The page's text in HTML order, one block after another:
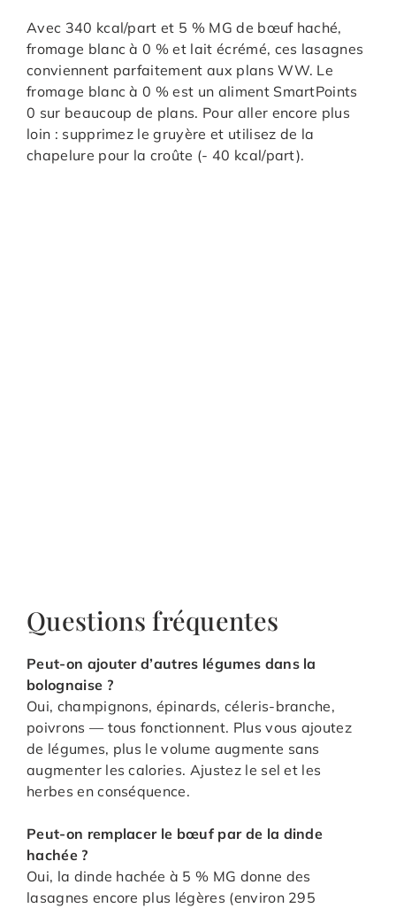
Avec 340 kcal/part et 5 % MG de bœuf haché,
fromage blanc à 0 % et lait écrémé, ces lasagnes
conviennent parfaitement aux plans WW. Le
fromage blanc à 0 % est un aliment SmartPoints
0 sur beaucoup de plans. Pour aller encore plus
loin : supprimez le gruyère et utilisez de la
chapelure pour la croûte (- 40 kcal/part).
Questions fréquentes
Peut-on ajouter d’autres légumes dans la
bolognaise ?
Oui, champignons, épinards, céleris-branche,
poivrons — tous fonctionnent. Plus vous ajoutez
de légumes, plus le volume augmente sans
augmenter les calories. Ajustez le sel et les
herbes en conséquence.
Peut-on remplacer le bœuf par de la dinde
hachée ?
Oui, la dinde hachée à 5 % MG donne des
lasagnes encore plus légères (environ 295